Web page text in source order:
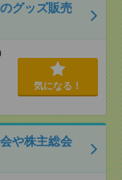
グッズ販売
気になる！
や株主総会